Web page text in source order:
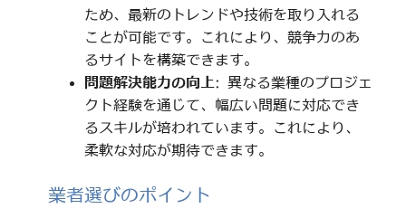
ため、最新のトレンドや技術を取り入れる
ことが可能です。これにより、競争力のあ
るサイトを構築できます。
問題解決能力の向上: 異なる業種のプロジェ
クト経験を通じて、幅広い問題に対応でき
るスキルが培われています。これにより、
柔軟な対応が期待できます。
業者選びのポイント